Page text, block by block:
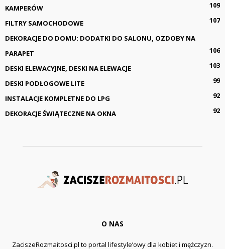
KAMPERÓW
109
FILTRY SAMOCHODOWE
107
DEKORACJE DO DOMU: DODATKI DO SALONU, OZDOBY NA
PARAPET
106
DESKI ELEWACYJNE, DESKI NA ELEWACJE
103
DESKI PODŁOGOWE LITE
99
INSTALACJE KOMPLETNE DO LPG
92
DEKORACJE ŚWIĄTECZNE NA OKNA
92
O NAS
ZaciszeRozmaitosci.pl to portal lifestyle’owy dla kobiet i mężczyzn.